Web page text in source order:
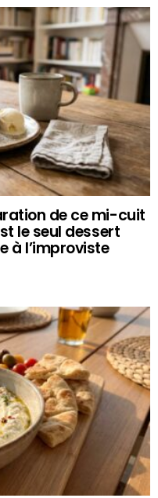
de ce mi-cuit
le seul dessert
à l’improviste